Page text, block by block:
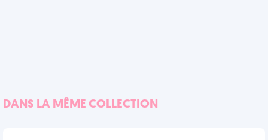
DANS LA MÊME COLLECTION